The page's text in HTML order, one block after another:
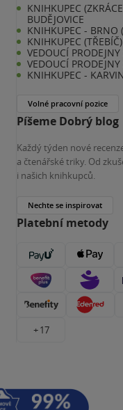
KNIHKUPEC
BUDĚJOVICE
KNIHKUPEC -
KNIHKUPEC (TŘEBÍČ)
VEDOUCÍ PRODEJNY
VEDOUCÍ
KNIHKUPEC -
Volné pracovní pozice
Píšeme Dobrý blog
Každý týden nové
a čtenářské triky. Od
i našich knihkupců.
Nechte se inspirovat
Platební metody
+ 17